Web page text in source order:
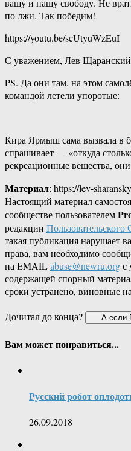
вашу и нашу свободу. Не
по лжи. Так победим!
https://youtu.be/scUtyuWzEuI
С уважением, Лев
PS. Да они там, на этом
командой летели упоротые:
Кира Ярмыш сама вызвала в
спрашивает — «откуда
рекреационные вещества,
Материал: https://lev-
Настоящий материал
сообществе пользователем
редакции
такая публикация нарушает
права, вам необходимо
на EMAILabuse@newru.orgс
содержащей спорный
сроки устранено, виновные
Дочитал до конца?
Вам может понравиться...
Русский робот
26.09.2018